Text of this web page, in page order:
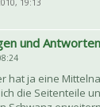
und Antworten
hat ja eine
die Seitenteile